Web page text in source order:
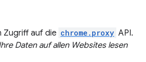
Zugriff auf die chrome.proxy API.
Daten auf allen Websites lesen